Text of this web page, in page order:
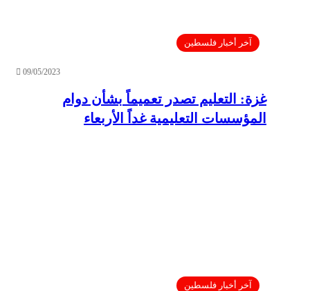
آخر أخبار فلسطين
09/05/2023
غزة: التعليم تصدر تعميماً بشأن دوام
المؤسسات التعليمية غداً الأربعاء
آخر أخبار فلسطين